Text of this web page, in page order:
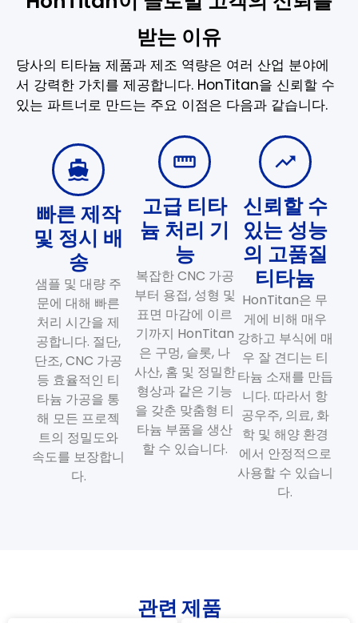
받는 이유
당사의 티타늄 제품과 제조 역량은 여러 산업 분야에
서 강력한 가치를 제공합니다. HonTitan을 신뢰할 수
있는 파트너로 만드는 주요 이점은 다음과 같습니다.
빠른 제작
및 정시 배
송
샘플 및 대량 주
문에 대해 빠른
처리 시간을 제
공합니다. 절단,
단조, CNC 가공
등 효율적인 티
타늄 가공을 통
해 모든 프로젝
트의 정밀도와
속도를 보장합니
다.
고급 티타
늄 처리 기
능
복잡한 CNC 가공
부터 용접, 성형 및
표면 마감에 이르
기까지 HonTitan
은 구멍, 슬롯, 나
사산, 홈 및 정밀한
형상과 같은 기능
을 갖춘 맞춤형 티
타늄 부품을 생산
할 수 있습니다.
신뢰할 수
있는 성능
의 고품질
티타늄
HonTitan은 무
게에 비해 매우
강하고 부식에 매
우 잘 견디는 티
타늄 소재를 만듭
니다. 따라서 항
공우주, 의료, 화
학 및 해양 환경
에서 안정적으로
사용할 수 있습니
다.
관련 제품